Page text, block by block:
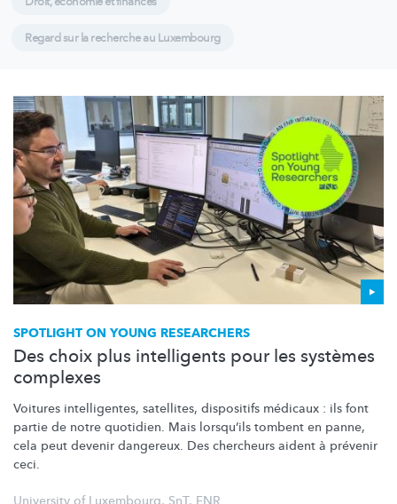
Regard sur la recherche au Luxembourg
SPOTLIGHT ON YOUNG RESEARCHERS
Des choix plus intelligents pour les systèmes
complexes
Voitures intelligentes, satellites, dispositifs médicaux : ils font
partie de notre quotidien. Mais lorsqu’ils tombent en panne,
cela peut devenir dangereux. Des chercheurs aident à prévenir
ceci.
University of Luxembourg, SnT, FNR